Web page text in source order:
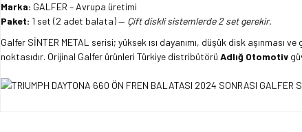
Marka: GALFER – Avrupa üretimi
Paket: 1 set (2 adet balata) — Çift diskli sistemlerde 2 set gerekir.
Galfer SİNTER METAL serisi; yüksek ısı dayanımı, düşük disk
noktasıdır. Orijinal Galfer ürünleri Türkiye distribütörü Adlığ Otomotiv